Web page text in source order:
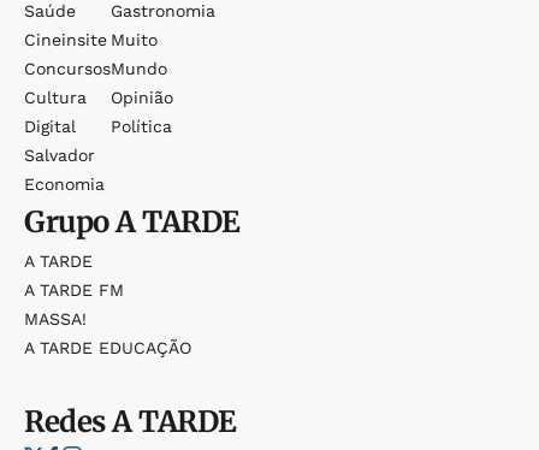
Saúde
Cineinsite
Concursos
Cultura
Digital
Salvador
Economia
Gastronomia
Muito
Mundo
Opinião
Política
GrupoA TARDE
A TARDE
A TARDE FM
MASSA!
A TARDE EDUCAÇÃO
RedesA TARDE